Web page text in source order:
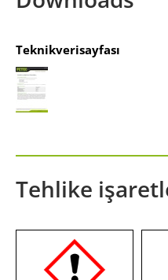
Teknikverisayfası
Tehlike